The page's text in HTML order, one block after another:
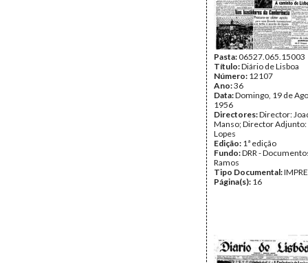
Pasta:06527.065.15003
Título:Diário de Lisboa
Número: 12107
Ano:36
Data:Domingo, 19 de
1956
Directores:Director:
Manso; Director
Lopes
Edição: 1ª edição
Fundo:DRR -
Ramos
Tipo Documental:
Página(s): 16